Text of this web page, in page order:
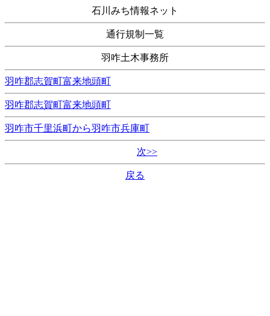
石川みち情報ネット
通行規制一覧
羽咋土木事務所
羽咋郡志賀町富来地頭町
羽咋郡志賀町富来地頭町
羽咋市千里浜町から羽咋市兵庫町
次>>
戻る